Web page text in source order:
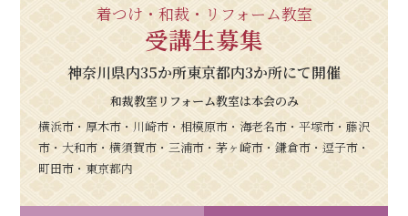
着つけ・和裁・リフォーム教室
受講生募集
神奈川県内35か所東京都内3か所にて開催
和裁教室リフォーム教室は本会のみ
横浜市・厚木市・川崎市・相模原市・海老名市・平塚市・藤沢
市・大和市・横須賀市・三浦市・茅ヶ崎市・鎌倉市・逗子市・
町田市・東京都内